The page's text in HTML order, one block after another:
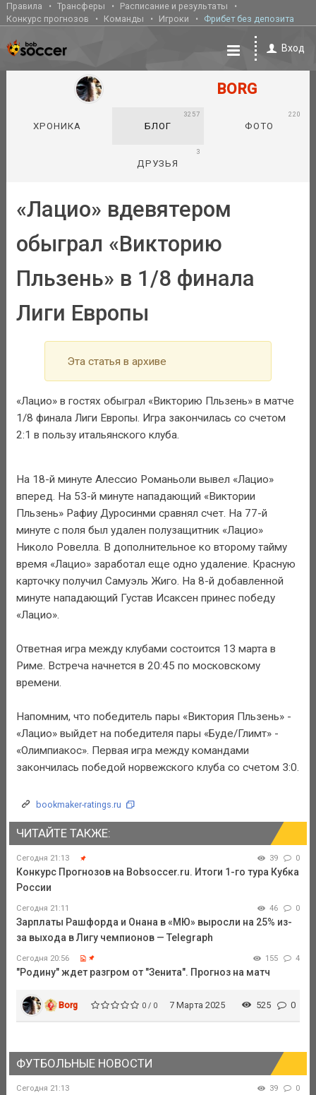
Правила Трансферы
Расписание и результаты
Конкурс прогнозов
Команды Игроки Фрибет без депозита
Вход
BORG
ХРОНИКА БЛОГ
3257
ФОТО
220
ДРУЗЬЯ
3
«Лацио» вдевятером
обыграл «Викторию
Пльзень» в 1/8 финала
Лиги Европы
Эта статья в архиве
«Лацио» в гостях обыграл «Викторию Пльзень» в матче
1/8 финала Лиги Европы. Игра закончилась со счетом
2:1 в пользу итальянского клуба.
На 18-й минуте Алессио Романьоли вывел «Лацио»
вперед. На 53-й минуте нападающий «Виктории
Пльзень» Рафиу Дуросинми сравнял счет. На 77-й
минуте с поля был удален полузащитник «Лацио»
Николо Ровелла. В дополнительное ко второму тайму
время «Лацио» заработал еще одно удаление. Красную
карточку получил Самуэль Жиго. На 8-й добавленной
минуте нападающий Густав Исаксен принес победу
«Лацио».
Ответная игра между клубами состоится 13 марта в
Риме. Встреча начнется в 20:45 по московскому
времени.
Напомним, что победитель пары «Виктория Пльзень» -
«Лацио» выйдет на победителя пары «Буде/Глимт» -
«Олимпиакос». Первая игра между командами
закончилась победой норвежского клуба со счетом 3:0.
bookmaker-ratings.ru
ЧИТАЙТЕ ТАКЖЕ:
Сегодня 21:13 39 0
Конкурс Прогнозов на Bobsoccer.ru. Итоги 1-го тура Кубка
России
Сегодня 21:11 46 0
Зарплаты Рашфорда и Онана в «МЮ» выросли на 25% из-
за выхода в Лигу чемпионов — Telegraph
Сегодня 20:56 155 4
"Родину" ждет разгром от "Зенита". Прогноз на матч
Borg 0 / 0 7 Марта 2025 525 0
ФУТБОЛЬНЫЕ НОВОСТИ
Сегодня 21:13 39 0